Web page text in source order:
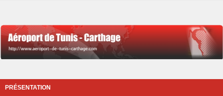
PRÉSENTATION